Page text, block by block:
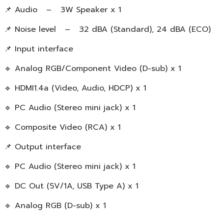
📌 Audio – 3W Speaker x 1
📌 Noise level – 32 dBA (Standard), 24 dBA (ECO)
📌 Input interface
🔹 Analog RGB/Component Video (D-sub) x 1
🔹 HDMI1.4a (Video, Audio, HDCP) x 1
🔹 PC Audio (Stereo mini jack) x 1
🔹 Composite Video (RCA) x 1
📌 Output interface
🔹 PC Audio (Stereo mini jack) x 1
🔹 DC Out (5V/1A, USB Type A) x 1
🔹 Analog RGB (D-sub) x 1